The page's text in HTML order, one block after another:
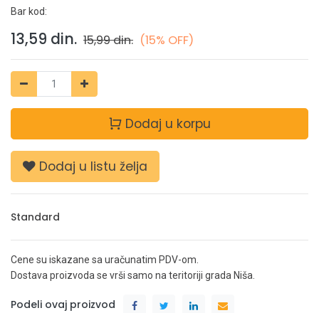
Bar kod:
13,59 din. 15,99din. (15% OFF)
Dodaj u korpu
Dodaj u listu želja
Standard
Cene su iskazane sa uračunatim PDV-om.
Dostava proizvoda se vrši samo na teritoriji grada Niša.
Podeli ovaj proizvod